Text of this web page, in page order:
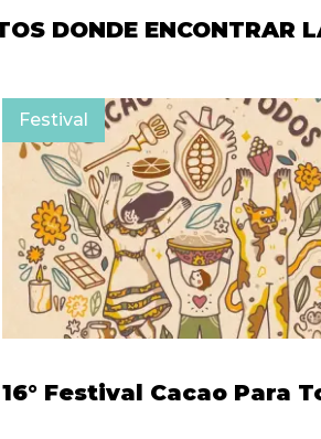
DONDE ENCONTRAR
Festival
16° Festival Cacao Para